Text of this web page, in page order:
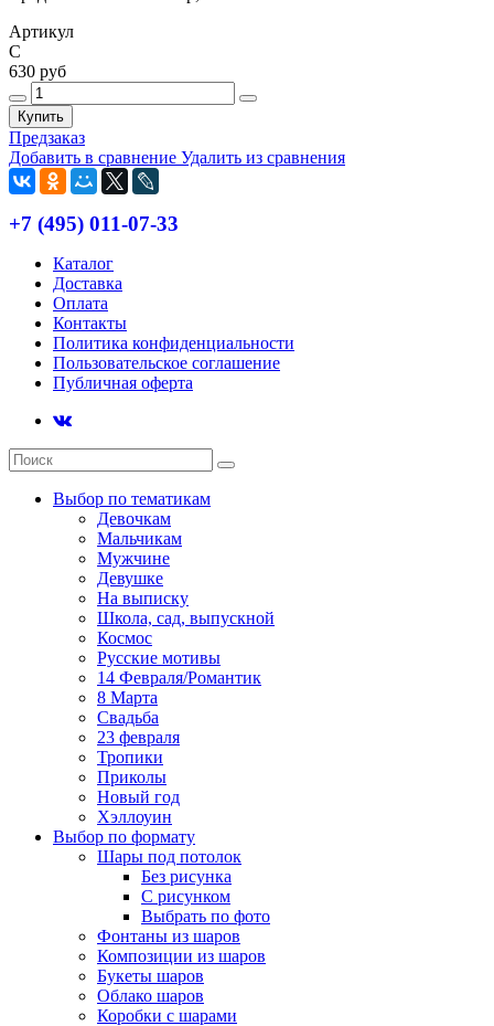
Артикул
С
630 руб
Купить
Предзаказ
Добавить в сравнение Удалить из сравнения
+7 (495) 011-07-33
Каталог
Доставка
Оплата
Контакты
Политика конфиденциальности
Пользовательское соглашение
Публичная оферта
Выбор по тематикам
Девочкам
Мальчикам
Мужчине
Девушке
На выписку
Школа, сад, выпускной
Космос
Русские мотивы
14 Февраля/Романтик
8 Марта
Свадьба
23 февраля
Тропики
Приколы
Новый год
Хэллоуин
Выбор по формату
Шары под потолок
Без рисунка
С рисунком
Выбрать по фото
Фонтаны из шаров
Композиции из шаров
Букеты шаров
Облако шаров
Коробки с шарами